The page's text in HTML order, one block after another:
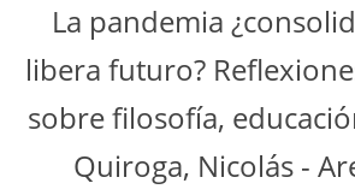
La pandemia
libera futuro?
sobre filosofía,
Quiroga, Nicolás -